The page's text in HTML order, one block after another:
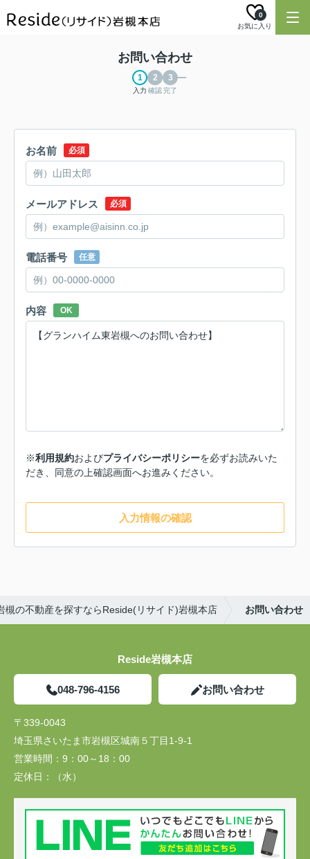
お気に入り
0
お問い合わせ
入力 確認完了
お名前 必須
メールアドレス 必須
電話番号 任意
内容 OK
※利用規約およびプライバシーポリシーを必ずお読みいた
だき、同意の上確認画面へお進みください。
入力情報の確認
槻の不動産を探すならReside(リサイド)岩槻本店 お問い合わせ
Reside岩槻本店
048-796-4156 お問い合わせ
〒339-0043
埼玉県さいたま市岩槻区城南５丁目1-9-1
営業時間： 9：00～18：00
定休日：
（水）